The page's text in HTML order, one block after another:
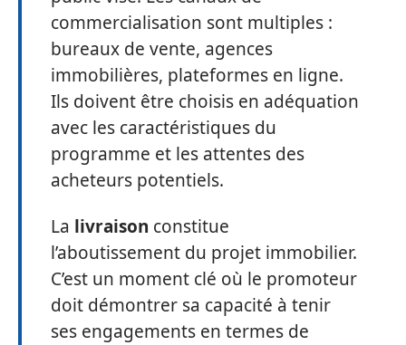
commercialisation sont multiples :
bureaux de vente, agences
immobilières, plateformes en ligne.
Ils doivent être choisis en adéquation
avec les caractéristiques du
programme et les attentes des
acheteurs potentiels.
La livraison constitue
l’aboutissement du projet immobilier.
C’est un moment clé où le promoteur
doit démontrer sa capacité à tenir
ses engagements en termes de